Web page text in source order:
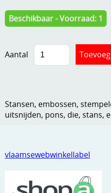
Leuke versieringen
Netjes opbergen
Ribbelaar
Stempels en zo
vlaamsewebwinkellabel
Beschikbaar - Voorraad: 1
Aantal
Stansen, embossen,
uitsnijden, pons, die, stans,